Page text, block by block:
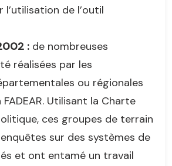
l’utilisation de l’outil
: de nombreuses
réalisées par les
ou régionales
Utilisant la Charte
ces groupes de terrain
sur des systèmes de
et ont entamé un travail